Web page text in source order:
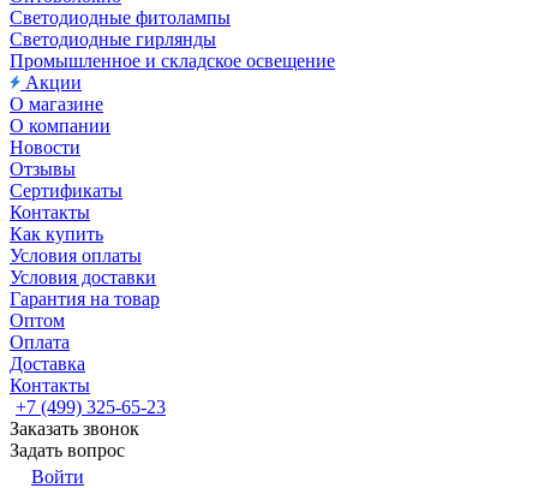
Светодиодные фитолампы
Светодиодные гирлянды
Промышленное и складское освещение
Акции
О магазине
О компании
Новости
Отзывы
Сертификаты
Контакты
Как купить
Условия оплаты
Условия доставки
Гарантия на товар
Оптом
Оплата
Доставка
Контакты
+7 (499) 325-65-23
Заказать звонок
Задать вопрос
Войти